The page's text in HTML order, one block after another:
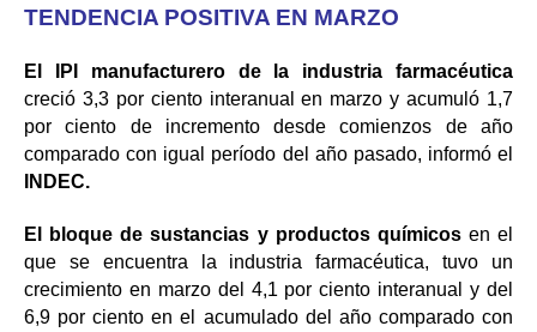
TENDENCIA POSITIVA EN MARZO
El IPI manufacturero de la industria farmacéutica
creció 3,3 por ciento interanual en marzo y acumuló 1,7
por ciento de incremento desde comienzos de año
comparado con igual período del año pasado, informó el
INDEC.
El bloque de sustancias y productos químicosen el
que se encuentra la industria farmacéutica, tuvo un
crecimiento en marzo del 4,1 por ciento interanual y del
6,9 por ciento en el acumulado del año comparado con